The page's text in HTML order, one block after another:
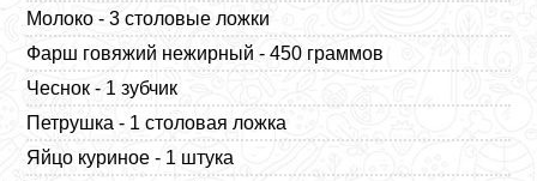
Молоко - 3 столовые ложки
Фарш говяжий нежирный - 450 граммов
Чеснок - 1 зубчик
Петрушка - 1 столовая ложка
Яйцо куриное - 1 штука